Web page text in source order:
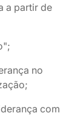
a partir de
no
com